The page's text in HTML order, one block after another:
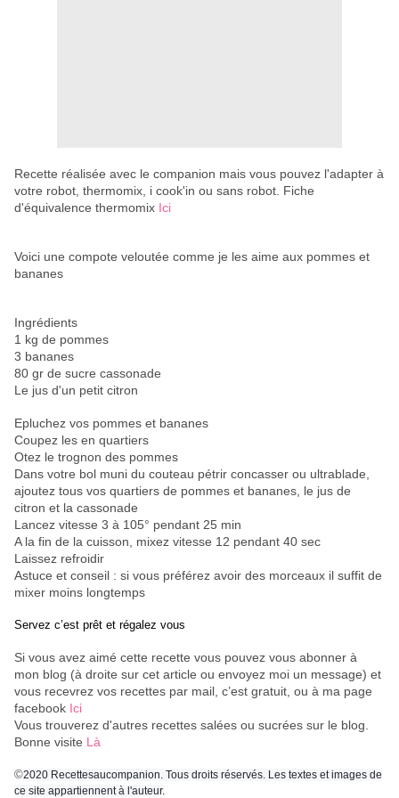
Recette réalisée avec le companion mais vous pouvez l'adapter à
votre robot, thermomix, i cook'in ou sans robot. Fiche
d'équivalence thermomix Ici
Voici une compote veloutée comme je les aime aux pommes et
bananes
Ingrédients
1 kg de pommes
3 bananes
80 gr de sucre cassonade
Le jus d'un petit citron
Epluchez vos pommes et bananes
Coupez les en quartiers
Otez le trognon des pommes
Dans votre bol muni du couteau pétrir concasser ou ultrablade,
ajoutez tous vos quartiers de pommes et bananes, le jus de
citron et la cassonade
Lancez vitesse 3 à 105° pendant 25 min
A la fin de la cuisson, mixez vitesse 12 pendant 40 sec
Laissez refroidir
Astuce et conseil : si vous préférez avoir des morceaux il suffit de
mixer moins longtemps
Servez c’est prêt et régalez vous
Si vous avez aimé cette recette vous pouvez vous abonner à
mon blog (à droite sur cet article ou envoyez moi un message) et
vous recevrez vos recettes par mail, c’est gratuit , ou à ma page
facebook Ici
Vous trouverez d'autres recettes salées ou sucrées sur le blog.
Bonne visite Là
©2020 Recettesaucompanion. Tous droits réservés. Les textes et images de
ce site appartiennent à l'auteur.